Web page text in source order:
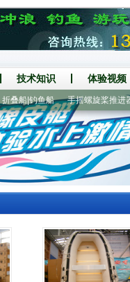
技术知识 体验视频
船|钓鱼船 手摇螺旋桨推进器